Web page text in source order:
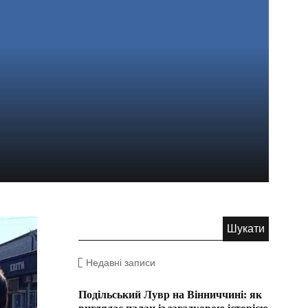
Недавні записи
Подільський Лувр на Вінниччині: як